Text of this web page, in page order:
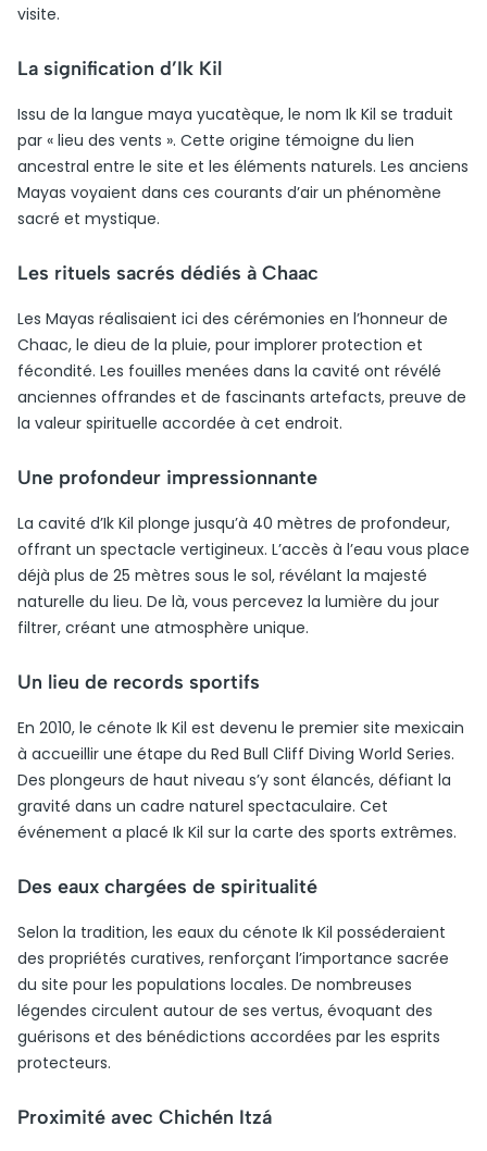
visite.
La signification d’Ik Kil
Issu de la langue maya yucatèque, le nom Ik Kil se traduit
par « lieu des vents ». Cette origine témoigne du lien
ancestral entre le site et les éléments naturels. Les anciens
Mayas voyaient dans ces courants d’air un phénomène
sacré et mystique.
Les rituels sacrés dédiés à Chaac
Les Mayas réalisaient ici des cérémonies en l’honneur de
Chaac, le dieu de la pluie, pour implorer protection et
fécondité. Les fouilles menées dans la cavité ont révélé
anciennes offrandes et de fascinants artefacts, preuve de
la valeur spirituelle accordée à cet endroit.
Une profondeur impressionnante
La cavité d’Ik Kil plonge jusqu’à 40 mètres de profondeur,
offrant un spectacle vertigineux. L’accès à l’eau vous place
déjà plus de 25 mètres sous le sol, révélant la majesté
naturelle du lieu. De là, vous percevez la lumière du jour
filtrer, créant une atmosphère unique.
Un lieu de records sportifs
En 2010, le cénote Ik Kil est devenu le premier site mexicain
à accueillir une étape du Red Bull Cliff Diving World Series.
Des plongeurs de haut niveau s’y sont élancés, défiant la
gravité dans un cadre naturel spectaculaire. Cet
événement a placé Ik Kil sur la carte des sports extrêmes.
Des eaux chargées de spiritualité
Selon la tradition, les eaux du cénote Ik Kil posséderaient
des propriétés curatives, renforçant l’importance sacrée
du site pour les populations locales. De nombreuses
légendes circulent autour de ses vertus, évoquant des
guérisons et des bénédictions accordées par les esprits
protecteurs.
Proximité avec Chichén Itzá